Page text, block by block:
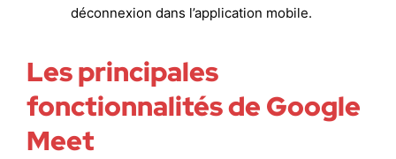
déconnexion dans l’application mobile.
Les principales
fonctionnalités de Google
Meet